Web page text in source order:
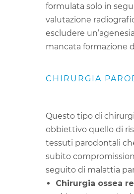
formulata solo in
valutazione
escludere
mancata formazione
CHIRURGIA
Questo tipo di
obbiettivo quello di
tessuti parodontali
subito
seguito di malattia
Chirurgia ossea